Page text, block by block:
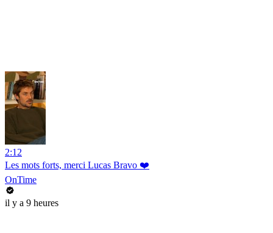
2:12
Les mots forts, merci Lucas Bravo ❤️
OnTime
il y a 9 heures